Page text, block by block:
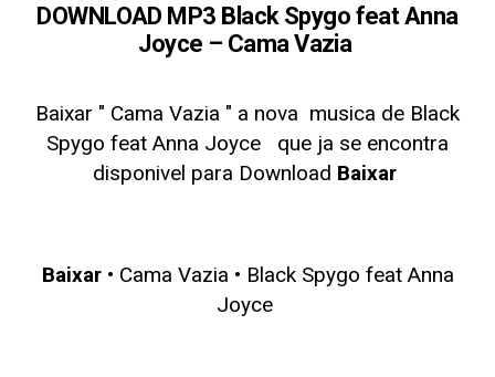
DOWNLOAD MP3 Black Spygo feat Anna
Joyce – Cama Vazia
Baixar " Cama Vazia " a nova musica de Black
Spygo feat Anna Joyce
que ja se encontra
disponivel para Download Baixar
Baixar• Cama Vazia • Black Spygo feat Anna
Joyce